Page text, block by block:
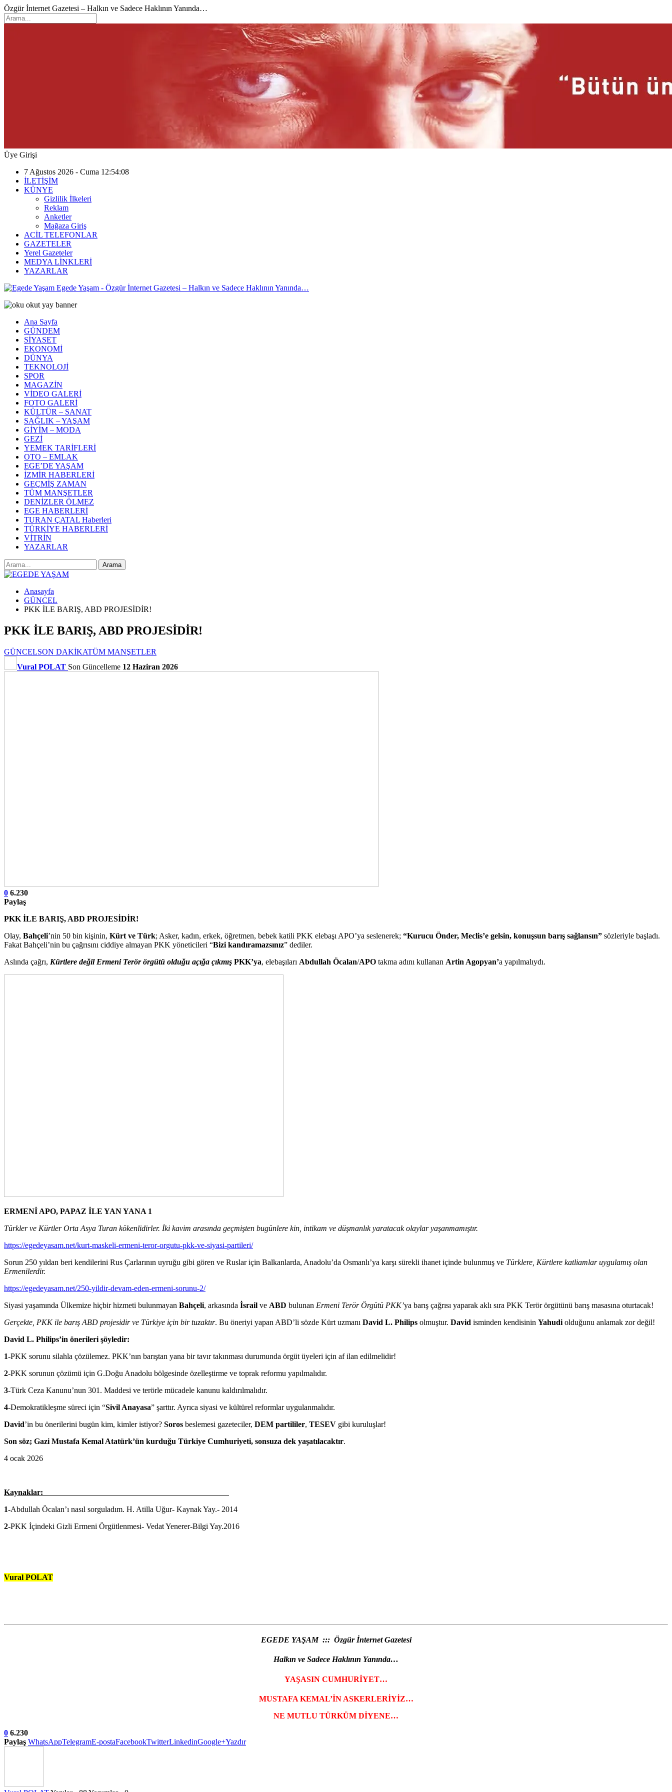
Özgür İnternet Gazetesi – Halkın ve Sadece Haklının Yanında…
Üye Girişi
7 Ağustos 2026 - Cuma 12:54:08
İLETİŞİM
KÜNYE
Gizlilik İlkeleri
Reklam
Anketler
Mağaza Giriş
ACİL TELEFONLAR
GAZETELER
Yerel Gazeteler
MEDYA LİNKLERİ
YAZARLAR
Egede Yaşam - Özgür İnternet Gazetesi – Halkın ve Sadece Haklının Yanında…
Ana Sayfa
GÜNDEM
SİYASET
EKONOMİ
DÜNYA
TEKNOLOJİ
SPOR
MAGAZİN
VİDEO GALERİ
FOTO GALERİ
KÜLTÜR – SANAT
SAĞLIK – YAŞAM
GİYİM – MODA
GEZİ
YEMEK TARİFLERİ
OTO – EMLAK
EGE’DE YAŞAM
İZMİR HABERLERİ
GEÇMİŞ ZAMAN
TÜM MANŞETLER
DENİZLER ÖLMEZ
EGE HABERLERİ
TURAN ÇATAL Haberleri
TÜRKİYE HABERLERİ
VİTRİN
YAZARLAR
Anasayfa
GÜNCEL
PKK İLE BARIŞ, ABD PROJESİDİR!
PKK İLE BARIŞ, ABD PROJESİDİR!
GÜNCELSON DAKİKATÜM MANŞETLER
Vural POLAT Son Güncelleme 12 Haziran 2026
0 6.230
Paylaş
PKK İLE BARIŞ, ABD PROJESİDİR!
Olay, Bahçeli’nin 50 bin kişinin, Kürt ve Türk; Asker, kadın, erkek, öğretmen, bebek katili PKK elebaşı APO’ya seslenerek; “Kurucu Önder, Meclis’e gelsin, konuşsun barış sağlansın” sözleriyle başladı.
Fakat Bahçeli’nin bu çağrısını ciddiye almayan PKK yöneticileri “Bizi kandıramazsınız” dediler.
Aslında çağrı, Kürtlere değil Ermeni Terör örgütü olduğu açığa çıkmış PKK’ya, elebaşıları Abdullah Öcalan/APO takma adını kullanan Artin Agopyan’a yapılmalıydı.
ERMENİ APO, PAPAZ İLE YAN YANA 1
Türkler ve Kürtler Orta Asya Turan kökenlidirler. İki kavim arasında geçmişten bugünlere kin, intikam ve düşmanlık yaratacak olaylar yaşanmamıştır.
https://egedeyasam.net/kurt-maskeli-ermeni-teror-orgutu-pkk-ve-siyasi-partileri/
Sorun 250 yıldan beri kendilerini Rus Çarlarının uyruğu gibi gören ve Ruslar için Balkanlarda, Anadolu’da Osmanlı’ya karşı sürekli ihanet içinde bulunmuş ve Türklere, Kürtlere katliamlar uygulamış olan
Ermenilerdir.
https://egedeyasam.net/250-yildir-devam-eden-ermeni-sorunu-2/
Siyasi yaşamında Ülkemize hiçbir hizmeti bulunmayan Bahçeli, arkasında İsrail ve ABD bulunan Ermeni Terör Örgütü PKK’ya barış çağrısı yaparak aklı sıra PKK Terör örgütünü barış masasına oturtacak!
Gerçekte, PKK ile barış ABD projesidir ve Türkiye için bir tuzaktır. Bu öneriyi yapan ABD’li sözde Kürt uzmanı David L. Philips olmuştur. David isminden kendisinin Yahudi olduğunu anlamak zor değil!
David L. Philips’in önerileri şöyledir:
1-PKK sorunu silahla çözülemez. PKK’nın barıştan yana bir tavır takınması durumunda örgüt üyeleri için af ilan edilmelidir!
2-PKK sorunun çözümü için G.Doğu Anadolu bölgesinde özelleştirme ve toprak reformu yapılmalıdır.
3-Türk Ceza Kanunu’nun 301. Maddesi ve terörle mücadele kanunu kaldırılmalıdır.
4-Demokratikleşme süreci için “Sivil Anayasa” şarttır. Ayrıca siyasi ve kültürel reformlar uygulanmalıdır.
David’in bu önerilerini bugün kim, kimler istiyor? Soros beslemesi gazeteciler, DEM partililer, TESEV gibi kuruluşlar!
Son söz; Gazi Mustafa Kemal Atatürk’ün kurduğu Türkiye Cumhuriyeti, sonsuza dek yaşatılacaktır.
4 ocak 2026
Kaynaklar:
1-Abdullah Öcalan’ı nasıl sorguladım. H. Atilla Uğur- Kaynak Yay.- 2014
2-PKK İçindeki Gizli Ermeni Örgütlenmesi- Vedat Yenerer-Bilgi Yay.2016
Vural POLAT
EGEDE YAŞAM ::: Özgür İnternet Gazetesi
Halkın ve Sadece Haklının Yanında…
YAŞASIN CUMHURİYET…
MUSTAFA KEMAL’İN ASKERLERİYİZ…
NE MUTLU TÜRKÜM DİYENE…
0 6.230
Paylaş WhatsAppTelegramE-postaFacebookTwitterLinkedinGoogle+Yazdır